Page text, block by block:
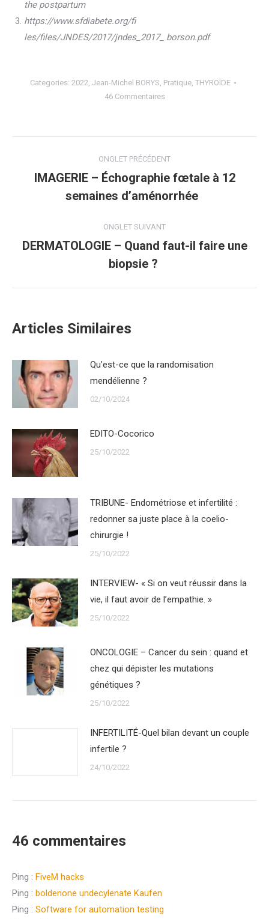
the postpartum
https://www.sfdiabete.org/fi
les/files/JNDES/2017/jndes_2017_ borson.pdf
Categories: 2022, Jean-Michel BORYS, Pratique, THYROÏDE
46 Commentaires
Navigation
commentaire
ONGLET PRÉCÉDENT
Onglet
précédent
IMAGERIE – Échographie fœtale à 12
semaines d’aménorrhée
ONGLET SUIVANT
suivant
DERMATOLOGIE – Quand faut-il faire une
biopsie ?
Articles Similaires
Qu’est-ce que la randomisation
mendélienne ?
02/10/2024
EDITO-Cocorico
25/10/2022
TRIBUNE- Endométriose et infertilité :
redonner sa juste place à la coelio-
chirurgie !
25/10/2022
INTERVIEW- « Si on veut réussir dans la
vie, il faut avoir de l’empathie. »
25/10/2022
ONCOLOGIE – Cancer du sein : quand et
chez qui dépister les mutations
génétiques ?
25/10/2022
INFERTILITÉ-Quel bilan devant un couple
infertile ?
24/10/2022
46 commentaires
Ping : FiveM hacks
Ping : boldenone undecylenate Kaufen
Ping : Software for automation testing